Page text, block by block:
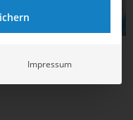
Impressum